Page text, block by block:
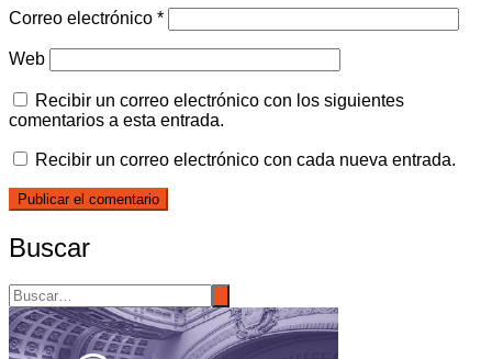
Correo electrónico *
Web
Recibir un correo electrónico con los siguientes
comentarios a esta entrada.
Recibir un correo electrónico con cada nueva entrada.
Buscar